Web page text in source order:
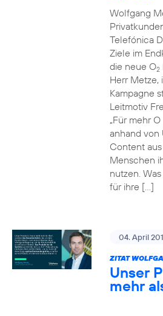
Wolfgang
Telefónica
Ziele im
die neue O2
Herr Metze,
Kampagne
Leitmotiv
„Für mehr
anhand
Content
Menschen
nutzen.
für ihre […]
04. April
ZITAT
Unser
mehr